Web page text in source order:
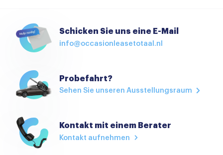
Regensensor
Sportstuur
Stoelverwarming
Stuur verstelbaar
Stuurwiel verwarmd
Schicken Sie uns eine E-Mail
info@occasionleasetotaal.nl
Probefahrt?
Sehen Sie unseren Ausstellungsraum
Kontakt mit einem Berater
Kontakt aufnehmen